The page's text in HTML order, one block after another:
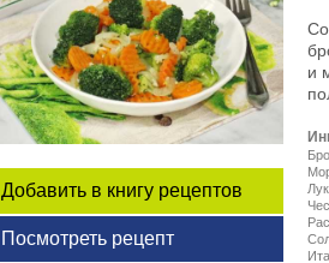
Добавить в книгу рецептов
Посмотреть рецепт
и